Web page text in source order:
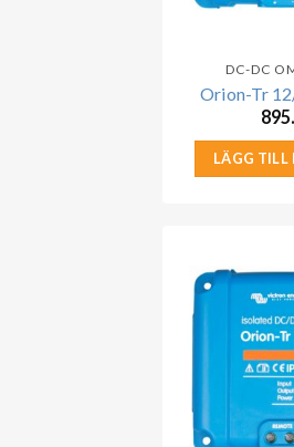
DC-DC
Orion-Tr
LÄGG TILL